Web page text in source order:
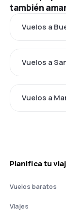
también
Vuelos a
Vuelos a
Vuelos a
Planifica tu
Vuelos baratos
Viajes